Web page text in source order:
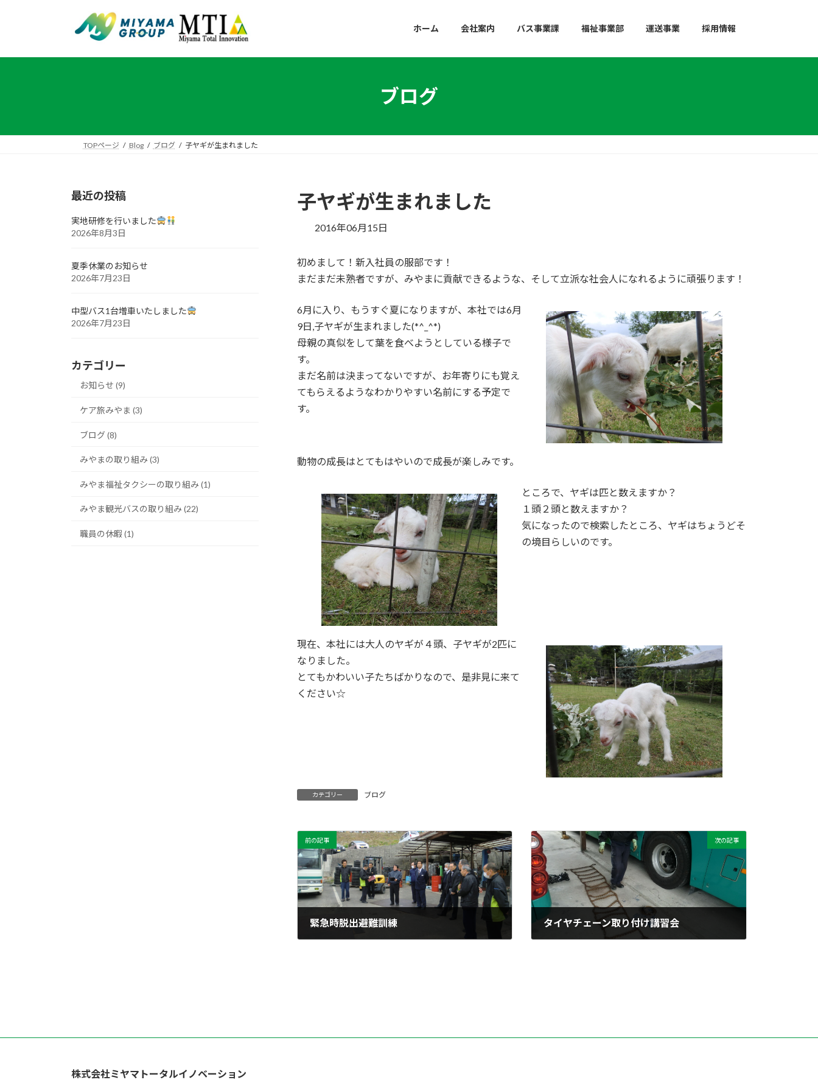
プ
動
ホーム 会社案内 バス事業課 福祉事業部 運送事業 採用情報
ブログ
TOPページ Blog ブログ 子ヤギが生まれました
子ヤギが生まれました
2016年06月15日
初めまして！新入社員の服部です！
まだまだ未熟者ですが、みやまに貢献できるような、そして立派な社会人になれるように頑張ります！
6月に入り、もうすぐ夏になりますが、本社では6月
9日,子ヤギが生まれました(*^_^*)
母親の真似をして葉を食べようとしている様子で
す。
まだ名前は決まってないですが、お年寄りにも覚え
てもらえるようなわかりやすい名前にする予定で
す。
動物の成長はとてもはやいので成長が楽しみです。
ところで、ヤギは匹と数えますか？
１頭２頭と数えますか？
気になったので検索したところ、ヤギはちょうどそ
の境目らしいのです。
現在、本社には大人のヤギが４頭、子ヤギが2匹に
なりました。
とてもかわいい子たちばかりなので、是非見に来て
ください☆
カテゴリー ブログ
前の記事
緊急時脱出避難訓練
次の記事
タイヤチェーン取り付け講習会
最近の投稿
実地研修を行いました
2026年8月3日
夏季休業のお知らせ
2026年7月23日
中型バス1台増車いたしました
2026年7月23日
カテゴリー
お知らせ (9)
ケア旅みやま (3)
ブログ (8)
みやまの取り組み (3)
みやま福祉タクシーの取り組み (1)
みやま観光バスの取り組み (22)
職員の休暇 (1)
株式会社ミヤマトータルイノベーション